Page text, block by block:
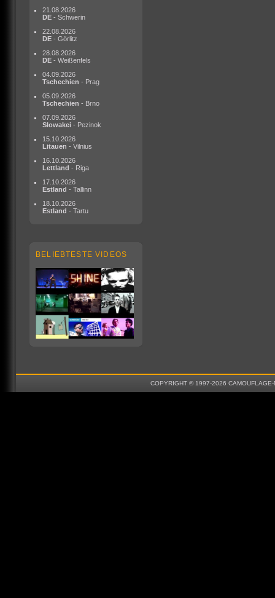
21.08.2026
DE - Schwerin
22.08.2026
DE - Görlitz
28.08.2026
DE - Weißenfels
04.09.2026
Tschechien - Prag
05.09.2026
Tschechien - Brno
07.09.2026
Slowakei - Pezinok
15.10.2026
Litauen - Vilnius
16.10.2026
Lettland - Riga
17.10.2026
Estland - Tallinn
18.10.2026
Estland - Tartu
BELIEBTESTE VIDEOS
COPYRIGHT © 1997-2026 CAMOUFLAGE-